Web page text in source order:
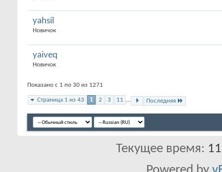
yahsil
Новичок
yaiveq
Новичок
Показано с 1 по 30 из 1271
Страница 1 из 43 1 2 3 11 ... Последняя
Текущее время: